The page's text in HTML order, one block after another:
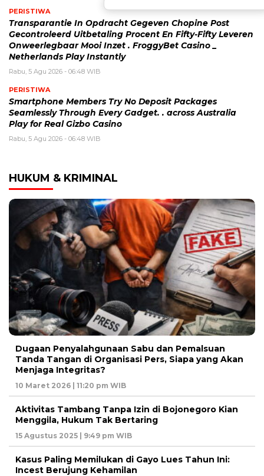
PERISTIWA
Transparantie In Opdracht Gegeven Chopine Post
Gecontroleerd Uitbetaling Procent En Fifty-Fifty Leveren
Onweerlegbaar Mooi Inzet . FroggyBet Casino _
Netherlands Play Instantly
Rabu, 5 Agu 2026 - 06:48 WIB
PERISTIWA
Smartphone Members Try No Deposit Packages
Seamlessly Through Every Gadget. . across Australia
Play for Real Gizbo Casino
Rabu, 5 Agu 2026 - 06:48 WIB
HUKUM & KRIMINAL
Dugaan Penyalahgunaan Sabu dan Pemalsuan
Tanda Tangan di Organisasi Pers, Siapa yang Akan
Menjaga Integritas?
10 Maret 2026 | 11:20 pm WIB
Aktivitas Tambang Tanpa Izin di Bojonegoro Kian
Menggila, Hukum Tak Bertaring
15 Agustus 2025 | 9:49 pm WIB
Kasus Paling Memilukan di Gayo Lues Tahun Ini:
Incest Berujung Kehamilan